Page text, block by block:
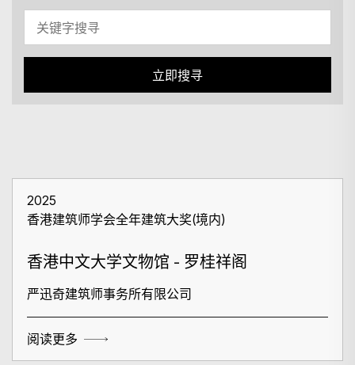
立即搜寻
2025
香港建筑师学会全年建筑大奖(境内)
香港中文大学文物馆 - 罗桂祥阁
严迅奇建筑师事务所有限公司
阅读更多